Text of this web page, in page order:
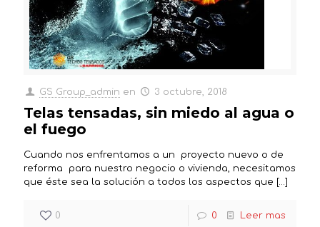
GS Group_admin en 3 octubre, 2018
Telas tensadas, sin miedo al agua o
el fuego
Cuando nos enfrentamos a un proyecto nuevo o de
reforma para nuestro negocio o vivienda, necesitamos
que éste sea la solución a todos los aspectos que […]
0 0 Leer mas